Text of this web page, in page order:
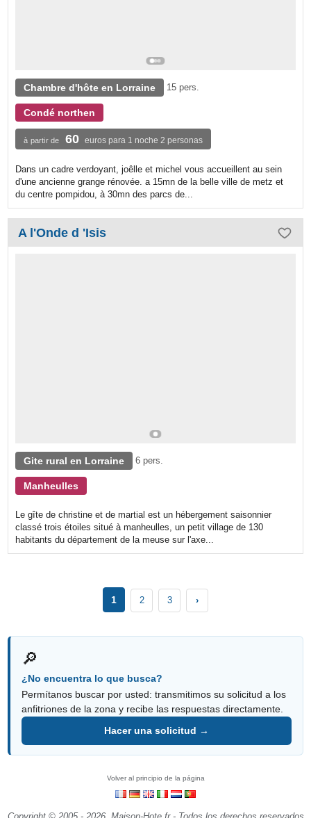
Chambre d'hôte en Lorraine 15 pers.
Condé northen
à partir de 60 euros para 1 noche 2 personas
Dans un cadre verdoyant, joêlle et michel vous accueillent au sein
d'une ancienne grange rénovée. a 15mn de la belle ville de metz et
du centre pompidou, à 30mn des parcs de...
A l'Onde d 'Isis
Gite rural en Lorraine 6 pers.
Manheulles
Le gîte de christine et de martial est un hébergement saisonnier
classé trois étoiles situé à manheulles, un petit village de 130
habitants du département de la meuse sur l'axe...
1 2 3 ›
🔎
¿No encuentra lo que busca?
Permítanos buscar por usted: transmitimos su solicitud a los
anfitriones de la zona y recibe las respuestas directamente.
Hacer una solicitud →
Volver al principio de la página